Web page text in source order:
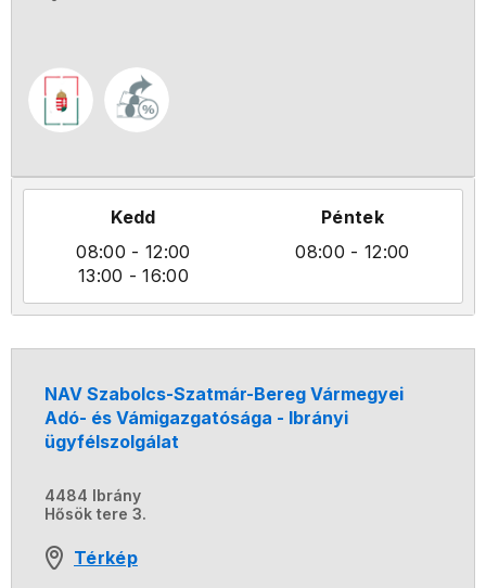
Kedd
08:00 - 12:00
13:00 - 16:00
Péntek
08:00 - 12:00
NAV Szabolcs-Szatmár-Bereg Vármegyei
Adó- és Vámigazgatósága - Ibrányi
ügyfélszolgálat
4484 Ibrány
Hősök tere 3.
Térkép